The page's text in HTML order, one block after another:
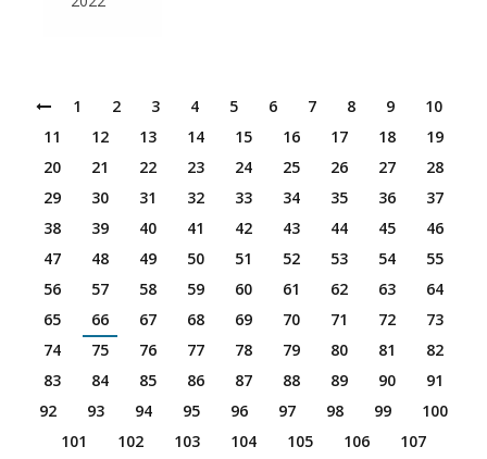
1 2 3 4 5 6 7 8 9
10
11
12 13 14 15 16 17 18
19
20
21 22 23 24 25 26 27
28
29
30 31 32 33 34 35 36
37
38
39 40 41 42 43 44 45
46
47
48 49 50 51 52 53 54
55
56
57 58 59 60 61 62 63
64
65
66 67 68 69 70 71 72
73
74
75 76 77 78 79 80 81
82
83
84 85 86 87 88 89 90
91
92
93 94 95 96 97 98 99
100
101
102 103 104 105 106
107